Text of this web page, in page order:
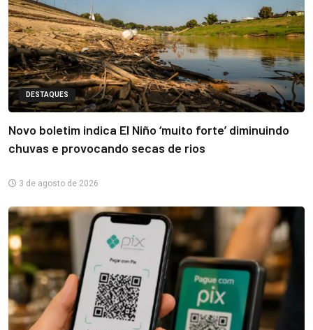
DESTAQUES
Novo boletim indica El Niño ‘muito forte’ diminuindo
chuvas e provocando secas de rios
3 de agosto de 2026